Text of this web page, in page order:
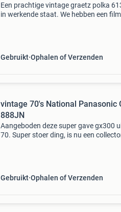
Een prachtige vintage graetz polka
in werkende staat. We hebben een
Gebruikt Ophalen of Verzenden
vintage 70's National Panasonic
888JN
Aangeboden deze super gave gx300
70. Super stoer ding, is nu een
Gebruikt Ophalen of Verzenden